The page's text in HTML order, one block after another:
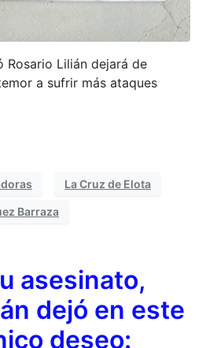
Lilián dejará de
a sufrir más ataques
La Cruz de Elota
Barraza
asesinato,
dejó en este
deseo: